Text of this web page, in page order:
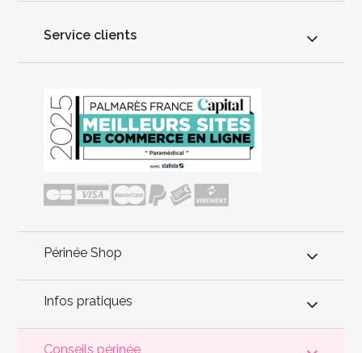
Service clients
Périnée Shop
Infos pratiques
Conseils périnée